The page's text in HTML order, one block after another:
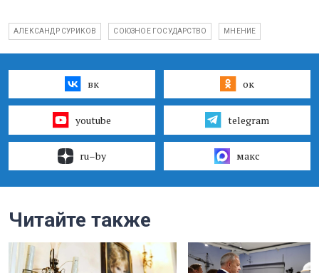
АЛЕКСАНДР СУРИКОВ СОЮЗНОЕ ГОСУДАРСТВО МНЕНИЕ
вк ок
youtube telegram
ru–by макс
Читайте также